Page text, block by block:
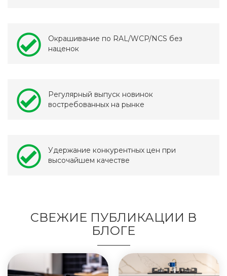
Окрашивание по RAL/WCP/NCS без
наценок
Регулярный выпуск новинок
востребованных на рынке
Удержание конкурентных цен при
высочайшем качестве
СВЕЖИЕ ПУБЛИКАЦИИ В
БЛОГЕ